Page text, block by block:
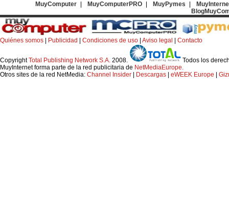
MuyComputer MuyComputerPRO MuyPymes
Quiénes somos Publicidad Condiciones de uso Aviso legal Contacto
CopyrightTotal Publishing Network S.A. 2008.
Todos los
MuyInternet forma parte de la red publicitaria de NetMediaEurope.
Otros sites de la red NetMedia: Channel Insider Descargas eWEEK Europe